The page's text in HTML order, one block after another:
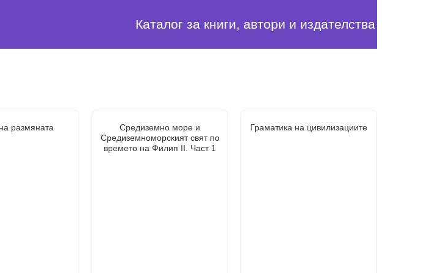
Каталог за книги, автори и издателства
размяната
Средиземно море и
Средиземноморският свят по
времето на Филип II. Част 1
Граматика на цивилизациите